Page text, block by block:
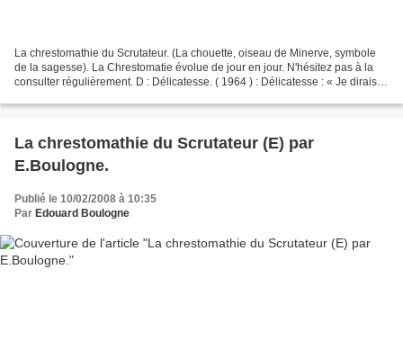
La chrestomathie du Scrutateur. (La chouette, oiseau de Minerve, symbole
de la sagesse). La Chrestomatie évolue de jour en jour. N'hésitez pas à la
consulter régulièrement. D : Délicatesse. ( 1964 ) : Délicatesse : « Je dirais
La chrestomathie du Scrutateur (E) par
E.Boulogne.
Publié le 10/02/2008 à 10:35
Par Edouard Boulogne